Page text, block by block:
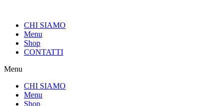
contenutoCHI SIAMO
Menu
Shop
CONTATTI
Menu
CHI SIAMO
Menu
Shop